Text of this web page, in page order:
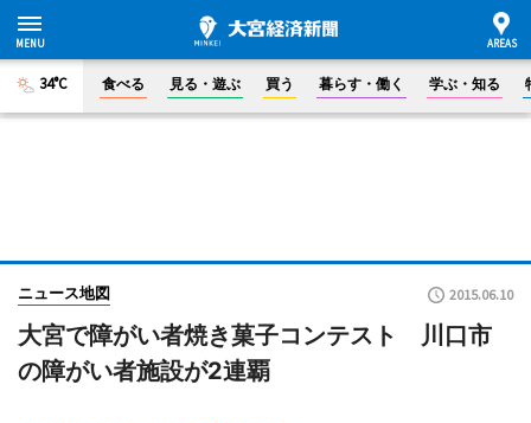
34°C 食べる 見る・遊ぶ 買う 暮らす・働く 学ぶ・知る
ニュース地図 2015.06.10
大宮で障がい者焼き菓子コンテスト 川口市
の障がい者施設が2連覇